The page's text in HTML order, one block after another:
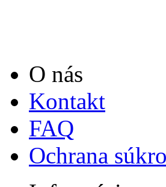
O nás
Kontakt
FAQ
Ochrana